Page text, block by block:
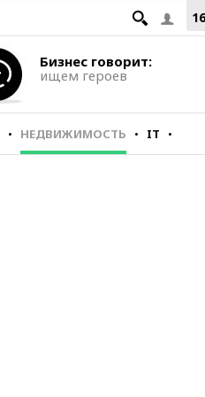
Бизнес говорит:
ищем героев
НЕДВИЖИМОСТЬ IT